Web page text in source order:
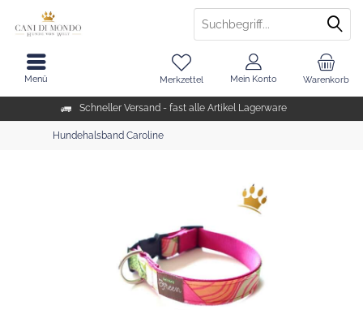
Schneller Versand - fast alle Artikel Lagerware
Warenkorb
Merkzettel Mein Konto
Menü
Hundehalsband Caroline